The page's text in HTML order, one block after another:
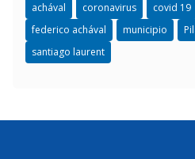
achával coronavirus covid 19
federico achával
municipio
santiago laurent